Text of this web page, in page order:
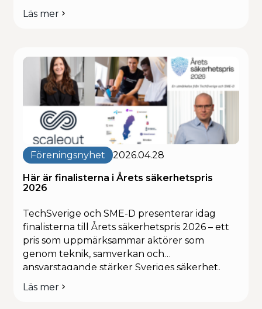
strategiskt och effektivt svenskt
försvarsexportfrämjande är helt rätt i tiden –
industriell bas och internationell […]
Läs mer
om
Remiss
betänkande
SOU
2026:16
Försvarsexportinitiativ
förgemensam
säkerhetRemissvar
SOU
2026:16
Föreningsnyhet 2026.04.28
Här är finalisterna i Årets säkerhetspris
2026
TechSverige och SME-D presenterar idag
finalisterna till Årets säkerhetspris 2026 – ett
pris som uppmärksammar aktörer som
genom teknik, samverkan och
ansvarstagande stärker Sveriges säkerhet,
lyfter insatser som bidrar till ett starkare
Läs mer
om